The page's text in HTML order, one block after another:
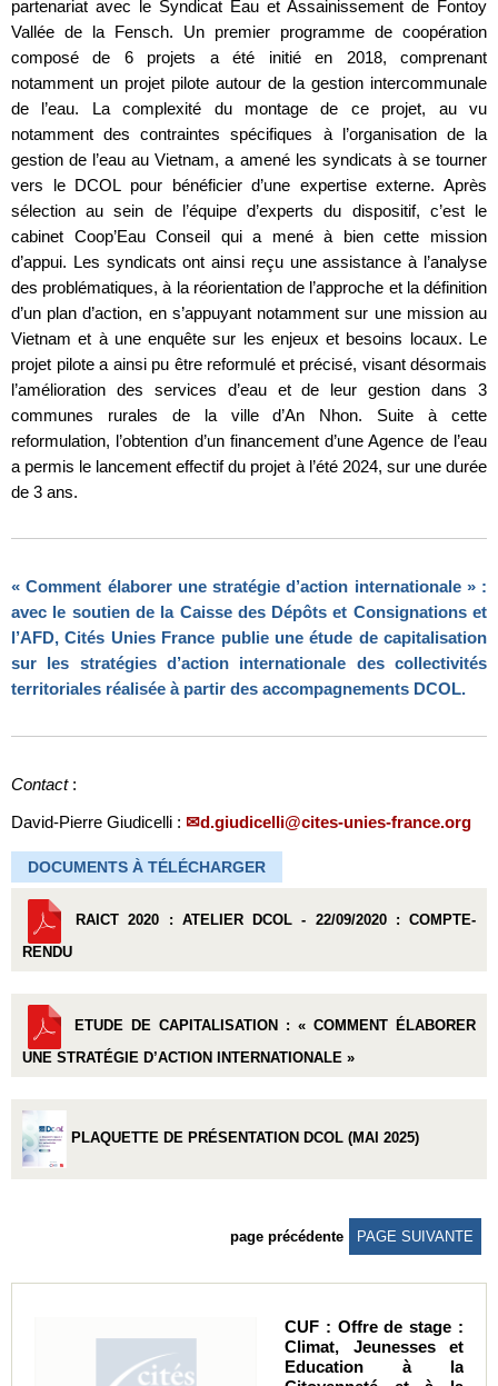
partenariat avec le Syndicat Eau et Assainissement de Fontoy
Vallée de la Fensch. Un premier programme de coopération
composé de 6 projets a été initié en 2018, comprenant
notamment un projet pilote autour de la gestion intercommunale
de l’eau. La complexité du montage de ce projet, au vu
notamment des contraintes spécifiques à l’organisation de la
gestion de l’eau au Vietnam, a amené les syndicats à se tourner
vers le DCOL pour bénéficier d’une expertise externe. Après
sélection au sein de l’équipe d’experts du dispositif, c’est le
cabinet Coop’Eau Conseil qui a mené à bien cette mission
d’appui. Les syndicats ont ainsi reçu une assistance à l’analyse
des problématiques, à la réorientation de l’approche et la définition
d’un plan d’action, en s’appuyant notamment sur une mission au
Vietnam et à une enquête sur les enjeux et besoins locaux. Le
projet pilote a ainsi pu être reformulé et précisé, visant désormais
l’amélioration des services d’eau et de leur gestion dans 3
communes rurales de la ville d’An Nhon. Suite à cette
reformulation, l’obtention d’un financement d’une Agence de l’eau
a permis le lancement effectif du projet à l’été 2024, sur une durée
de 3 ans.
« Comment élaborer une stratégie d’action internationale »:
avec le soutien de la Caisse des Dépôts et Consignations et
l’AFD, Cités Unies France publie une étude de capitalisation
sur les stratégies d’action internationale des collectivités
territoriales réalisée à partir des accompagnements DCOL.
Contact:
David-Pierre Giudicelli : d.giudicelli@cites-unies-france.org
DOCUMENTS À TÉLÉCHARGER
RAICT 2020 : ATELIER DCOL - 22/09/2020 : COMPTE-
RENDU
ETUDE DE CAPITALISATION : « COMMENT ÉLABORER
UNE STRATÉGIE D’ACTION INTERNATIONALE »
PLAQUETTE DE PRÉSENTATION DCOL (MAI 2025)
page précédente PAGE SUIVANTE
CUF : Offre de stage :
Climat, Jeunesses et
Education à la